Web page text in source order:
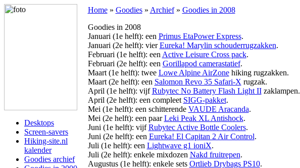
Desktops
Screen-savers
Hiking-site.nl
kalender
Goodies archief
Home» Goodies» Archief» Goodies in 2008
Goodies in 2008
Januari (1e helft): een Primus EtaPower Express.
Januari (2e helft): vierEureka! Marylin schouderrugzakken.
Februari (1e helft): een Active Leisure Cross pack.
Februari (2e helft): een Gorillapod camerastatief.
Maart (1e helft): twee Lowe Alpine AirZonehiking rugzakken.
Maart (2e helft): een Salomon Revo 35 Safari-X rugzak.
April (1e helft): vijfRubytec No Battery Flash Light IIzaklampen.
April (2e helft): een compleet SIGG-pakket.
Mei (1e helft): een schitterende VAUDE Aracanda.
Mei (2e helft): een paarLeki Peak XL Antishock.
Juni (1e helft): vijfRubytec Active Bottle Coolers.
Juni (2e helft): een Eureka! El Capitan 2 Air Control.
Juli (1e helft): een Lightwave g1 ioniX.
Juli (2e helft): enkele mixdozen Nakd fruitrepen.
Augustus (1e helft): enkele sets Ortlieb Drybags PS10.